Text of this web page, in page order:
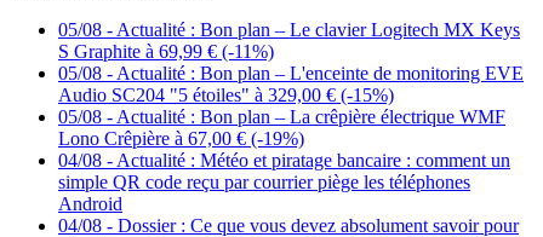
05/08 - Actualité : Bon plan – Le clavier Logitech MX Keys
S Graphite à 69,99 € (-11%)
05/08 - Actualité : Bon plan – L'enceinte de monitoring EVE
Audio SC204 "5 étoiles" à 329,00 € (-15%)
05/08 - Actualité : Bon plan – La crêpière électrique WMF
Lono Crêpière à 67,00 € (-19%)
04/08 - Actualité : Météo et piratage bancaire : comment un
simple QR code reçu par courrier piège les téléphones
Android
04/08 - Dossier : Ce que vous devez absolument savoir pour